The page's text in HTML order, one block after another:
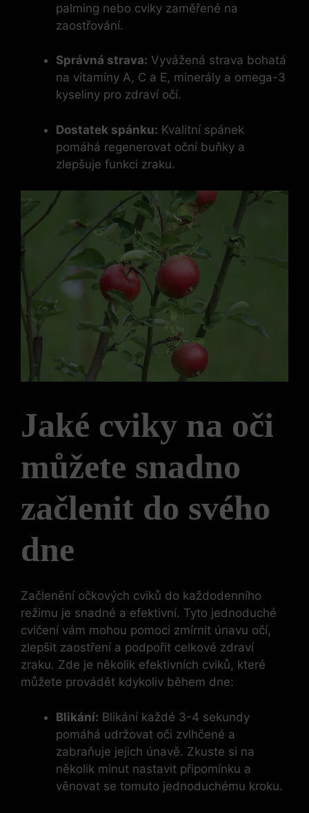
palming nebo cviky zaměřené na
zaostřování.
Správná strava: Vyvážená strava bohatá
na vitamíny A, C a E, minerály a omega-3
kyseliny pro zdraví očí.
Dostatek spánku: Kvalitní spánek
pomáhá regenerovat oční buňky a
zlepšuje funkci zraku.
Jaké cviky na oči
můžete snadno
začlenit do svého
dne
Začlenění očkových cviků do každodenního
režimu je snadné a efektivní. Tyto jednoduché
cvičení vám mohou pomoci zmírnit únavu očí,
zlepšit zaostření a podpořit celkové zdraví
zraku. Zde je několik efektivních cviků, které
můžete provádět kdykoliv během dne:
Blikání: Blikání každé 3-4 sekundy
pomáhá udržovat oči zvlhčené a
zabraňuje jejich únavě. Zkuste si na
několik minut nastavit připomínku a
věnovat se tomuto jednoduchému kroku.